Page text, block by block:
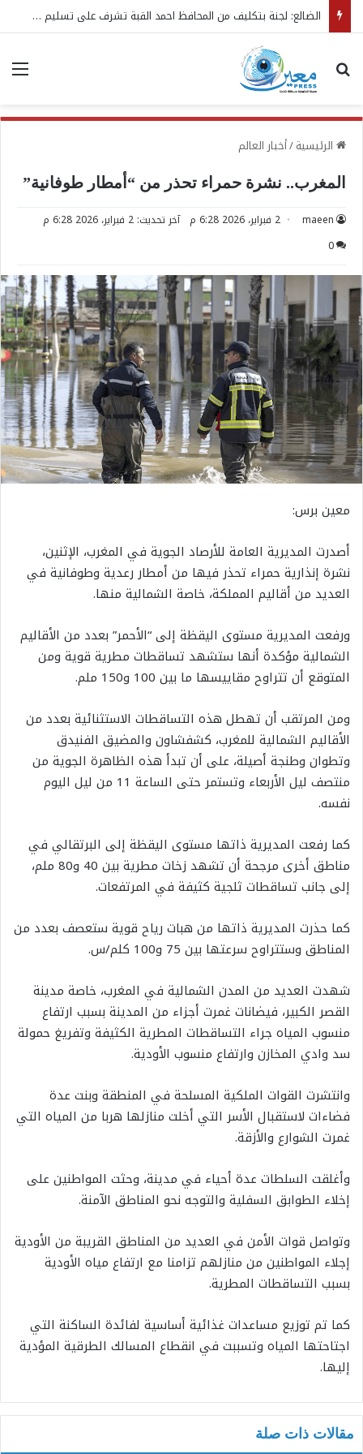
الضالع: لجنة بتكليف من المحافظ احمد القبة تشرف على تسليم واستلام مهام مدير عام مديرية قعطبة الجديد
بحث عن
الرئيسية/أخبار العالم
المغرب.. نشرة حمراء تحذر من “أمطار طوفانية”
maeen 2 فبراير، 2026 6:28 م
آخر تحديث: 2 فبراير، 2026 6:28 م
0
معين برس:
أصدرت المديرية العامة للأرصاد الجوية في المغرب، الإثنين،
نشرة إنذارية حمراء تحذر فيها من أمطار رعدية وطوفانية في
العديد من أقاليم المملكة، خاصة الشمالية منها.
ورفعت المديرية مستوى اليقظة إلى “الأحمر” بعدد من الأقاليم
الشمالية مؤكدة أنها ستشهد تساقطات مطرية قوية ومن
المتوقع أن تتراوح مقاييسها ما بين 100 و150 ملم.
ومن المرتقب أن تهطل هذه التساقطات الاستثنائية بعدد من
الأقاليم الشمالية للمغرب، كشفشاون والمضيق الفنيدق
وتطوان وطنجة أصيلة، على أن تبدأ هذه الظاهرة الجوية من
منتصف ليل الأربعاء وتستمر حتى الساعة 11 من ليل اليوم
نفسه.
كما رفعت المديرية ذاتها مستوى اليقظة إلى البرتقالي في
مناطق أخرى مرجحة أن تشهد زخات مطرية بين 40 و80 ملم،
إلى جانب تساقطات ثلجية كثيفة في المرتفعات.
كما حذرت المديرية ذاتها من هبات رياح قوية ستعصف بعدد من
المناطق وستتراوح سرعتها بين 75 و100 كلم/س.
شهدت العديد من المدن الشمالية في المغرب، خاصة مدينة
القصر الكبير، فيضانات غمرت أجزاء من المدينة بسبب ارتفاع
منسوب المياه جراء التساقطات المطرية الكثيفة وتفريغ حمولة
سد وادي المخازن وارتفاع منسوب الأودية.
وانتشرت القوات الملكية المسلحة في المنطقة وبنت عدة
فضاءات لاستقبال الأسر التي أخلت منازلها هربا من المياه التي
غمرت الشوارع والأزقة.
وأغلقت السلطات عدة أحياء في مدينة، وحثت المواطنين على
إخلاء الطوابق السفلية والتوجه نحو المناطق الآمنة.
وتواصل قوات الأمن في العديد من المناطق القريبة من الأودية
إجلاء المواطنين من منازلهم تزامنا مع ارتفاع مياه الأودية
بسبب التساقطات المطرية.
كما تم توزيع مساعدات غذائية أساسية لفائدة الساكنة التي
اجتاحتها المياه وتسببت في انقطاع المسالك الطرقية المؤدية
إليها.
مقالات ذات صلة